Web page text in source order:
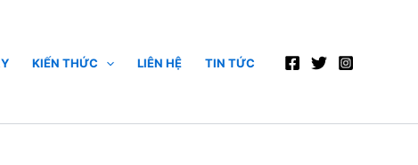
KIẾN THỨC LIÊN HỆ TIN TỨC